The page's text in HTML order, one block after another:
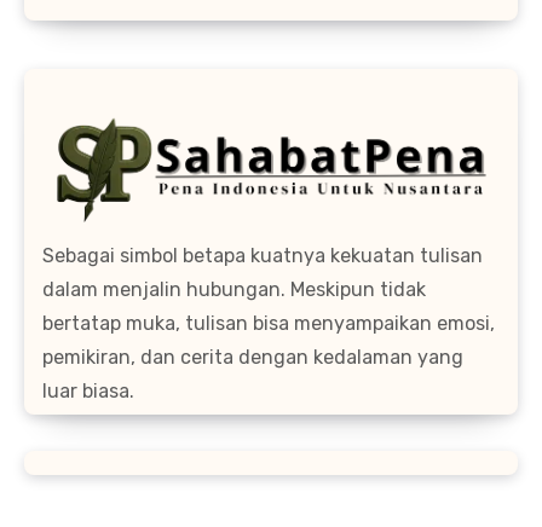
Sebagai simbol betapa kuatnya kekuatan tulisan
dalam menjalin hubungan. Meskipun tidak
bertatap muka, tulisan bisa menyampaikan emosi,
pemikiran, dan cerita dengan kedalaman yang
luar biasa.